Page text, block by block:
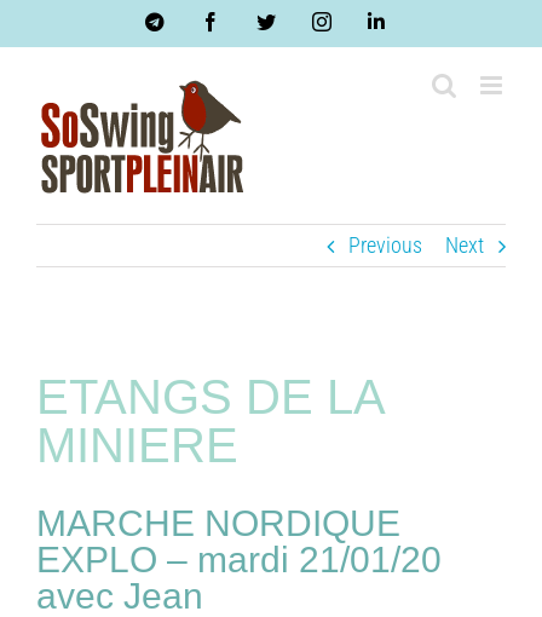
TelegramFacebookTwitterInstagramLinkedIn
Previous Next
ETANGS DE LA
MINIERE
MARCHE NORDIQUE
EXPLO – mardi 21/01/20
avec Jean